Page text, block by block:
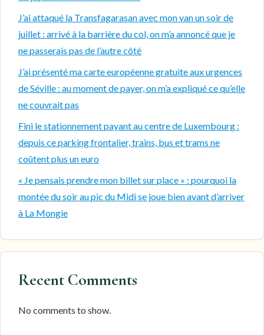
J’ai attaqué la Transfagarasan avec mon van un soir de
juillet : arrivé à la barrière du col, on m’a annoncé que je
ne passerais pas de l’autre côté
J’ai présenté ma carte européenne gratuite aux urgences
de Séville : au moment de payer, on m’a expliqué ce qu’elle
ne couvrait pas
Fini le stationnement payant au centre de Luxembourg :
depuis ce parking frontalier, trains, bus et trams ne
coûtent plus un euro
« Je pensais prendre mon billet sur place » : pourquoi la
montée du soir au pic du Midi se joue bien avant d’arriver
à La Mongie
Recent Comments
No comments to show.